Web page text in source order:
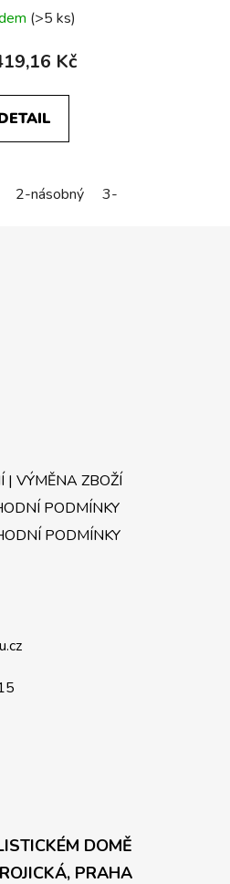
(>5 ks)
Kč
2-násobný 3-násobný
| VÝMĚNA ZBOŽÍ
PODMÍNKY
PODMÍNKY
DOMĚ
PRAHA